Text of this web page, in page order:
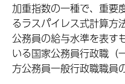
加重指数の一種で、重要
るラスパイレス式計算方
公務員の給与水準を表す
いる国家公務員行政職（
方公務員一般行政職職員